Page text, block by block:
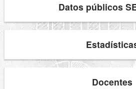
Datos públicos
Docentes